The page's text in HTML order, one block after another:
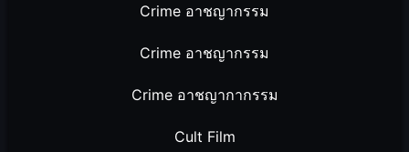
Crime อาชญากรรม
Crime อาชญากรรม
Crime อาชญากากรรม
Cult Film